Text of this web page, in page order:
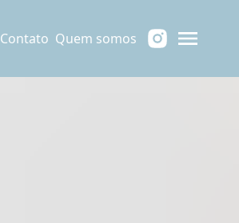
Contato Quem somos